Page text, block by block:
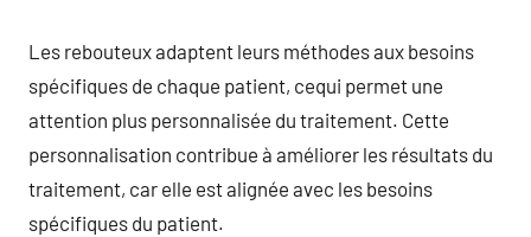
Les rebouteux adaptent leurs méthodes aux besoins
spécifiques de chaque patient, cequi permet une
attention plus personnalisée du traitement. Cette
personnalisation contribue à améliorer les résultats du
traitement, car elle est alignée avec les besoins
spécifiques du patient.